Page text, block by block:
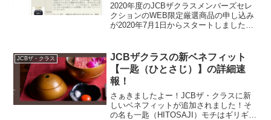
2020年度のJCBザクラスメンバーズセレ
クションのWEB限定厳選商品の申し込み
が2020年7月1日からスタートしました。
つもありましたよ！と言いつつまだどの
商品...
JCBザ・クラス
JCBザクラスの新ベネフィット
【一匙（ひとさじ）】の詳細速
報！
さぁきましたよー！JCBザ・クラスに新
しいベネフィットが追加されました！そ
の名も一匙（HITOSAJI）モチはギリギリ